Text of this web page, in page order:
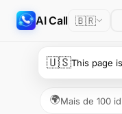
AI Call 🇧🇷
🌍Mais de 100
🇺🇸This page